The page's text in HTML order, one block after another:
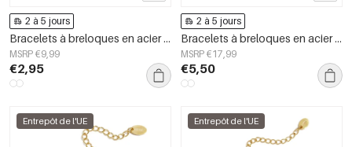
2 à 5 jours
Bracelets à breloques en acier inoxydable, forme irrégulière, collection Simple Daily Simple, bijoux pour femmes
MSRP €9,99
€2,95
2 à 5 jours
Bracelets à breloques en acier inoxydable, forme géométrique, collection Simple Daily Simple, bijoux pour femmes
MSRP €17,99
€5,50
Entrepôt de l'UE Entrepôt de l'UE